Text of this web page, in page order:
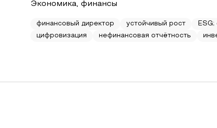
Экономика, финансы
финансовый директор устойчивый рост
цифровизация
нефинансовая отчётность